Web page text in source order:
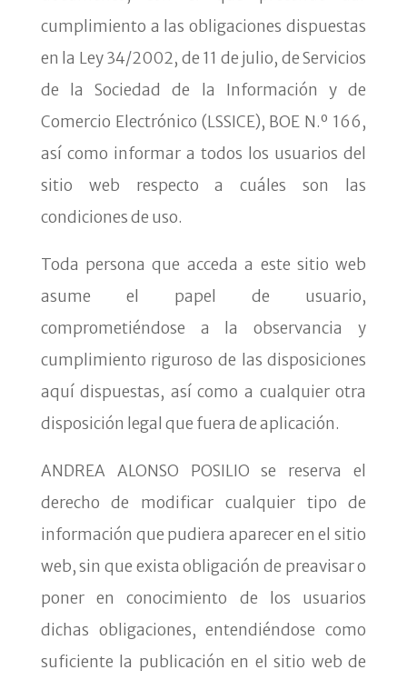
cumplimiento a las obligaciones dispuestas
en la Ley 34/2002, de 11 de julio, de Servicios
de la Sociedad de la Información y de
Comercio Electrónico (LSSICE), BOE N.º 166,
así como informar a todos los usuarios del
sitio web respecto a cuáles son las
condiciones de uso.
Toda persona que acceda a este sitio web
asume el papel de usuario,
comprometiéndose a la observancia y
cumplimiento riguroso de las disposiciones
aquí dispuestas, así como a cualquier otra
disposición legal que fuera de aplicación.
ANDREA ALONSO POSILIO se reserva el
derecho de modificar cualquier tipo de
información que pudiera aparecer en el sitio
web, sin que exista obligación de preavisar o
poner en conocimiento de los usuarios
dichas obligaciones, entendiéndose como
suficiente la publicación en el sitio web de